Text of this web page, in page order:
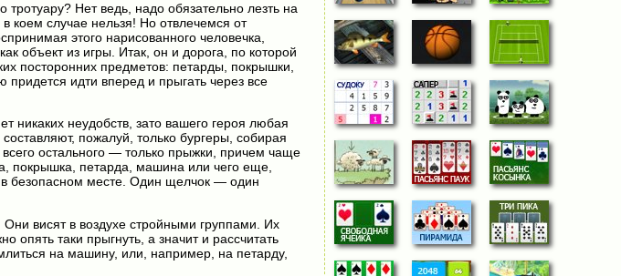
Нет ведь, надо обязательно лезть на
коем случае нельзя! Но отвлечемся от
этого нарисованного человечка,
объект из игры. Итак, он и дорога, по которой
посторонних предметов: петарды, покрышки,
идти вперед и прыгать через все
никаких неудобств, зато вашего героя любая
пожалуй, только бургеры, собирая
остального — только прыжки, причем чаще
покрышка, петарда, машина или чего еще,
в безопасном месте. Один щелчок — один
висят в воздухе стройными группами. Их
опять таки прыгнуть, а значит и рассчитать
на машину, или, например, на петарду,